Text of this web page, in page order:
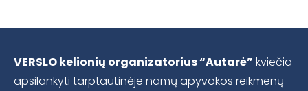
VERSLO kelionių organizatorius “Autarė” kviečia
apsilankyti tarptautinėje namų apyvokos reikmenų